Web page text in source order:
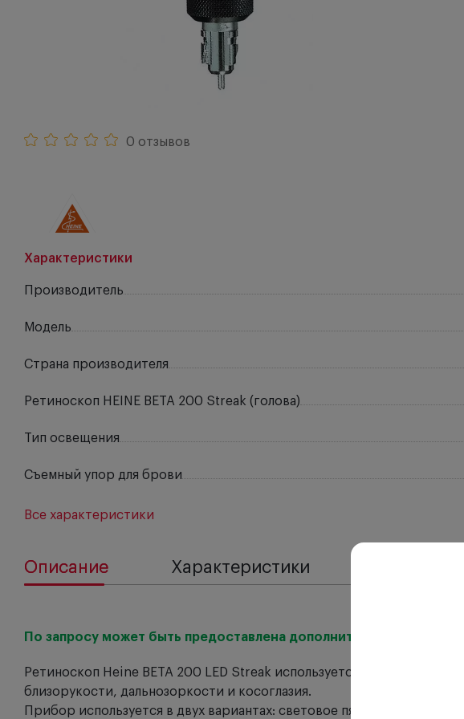
0 отзывов
Характеристики
Производитель
Модель
Страна производителя
Ретиноскоп HEINE BETA 200 Streak (голова)
Тип освещения
Съемный упор для брови
Все характеристики
Описание Характеристики
По запросу может быть предоставлена дополнительная скидка.
Ретиноскоп Heine BETA 200 LED Streak используется для
близорукости, дальнозоркости и косоглазия.
Прибор используется в двух вариантах: световое пятно в форме